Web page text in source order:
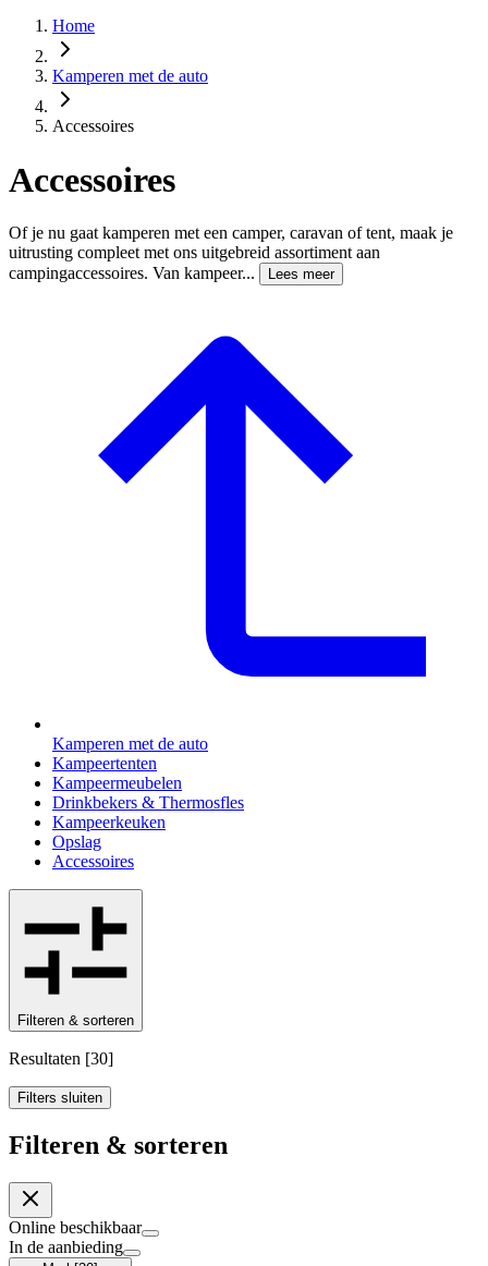
Home
Kamperen met de auto
Accessoires
Accessoires
Of je nu gaat kamperen met een camper, caravan of tent, maak je
uitrusting compleet met ons uitgebreid assortiment aan
campingaccessoires. Van kampeer...
Lees meer
Kamperen met de auto
Kampeertenten
Kampeermeubelen
Drinkbekers & Thermosfles
Kampeerkeuken
Opslag
Accessoires
Filteren & sorteren
Resultaten [30]
Filters sluiten
Filteren & sorteren
Online beschikbaar
In de aanbieding